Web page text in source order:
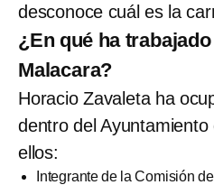
desconoce cuál es la
¿En qué ha
Malacara?
Horacio Zavaleta ha
dentro del
ellos:
Integrante de la Comisión